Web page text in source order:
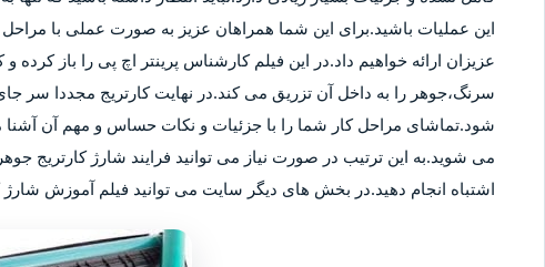
این عملیات باشید.برای این شما همراهان عزیز به صورت عملی با
عزیزان ارائه خواهیم داد.در این فیلم کارشناس پرینتر اچ پی را باز
سرنگ،جوهر را به داخل آن تزریق می کند.در نهایت کارتریج مجددا سر
شود.تماشای مراحل کار شما را با جزئیات و نکات حساس و مهم آن آشنا
می شوید.به این ترتیب در صورت نیاز می توانید فرایند شارژ کارتریج
اشتباه انجام دهید.در بخش های دیگر سایت می توانید فیلم آموزش شارژ